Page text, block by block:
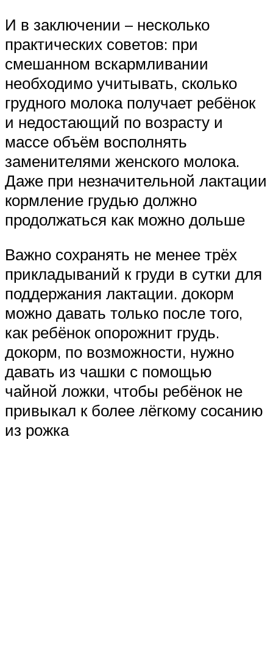
И в заключении – несколько
практических советов: при
смешанном вскармливании
необходимо учитывать, сколько
грудного молока получает ребёнок
и недостающий по возрасту и
массе объём восполнять
заменителями женского молока.
Даже при незначительной лактации
кормление грудью должно
продолжаться как можно дольше
Важно сохранять не менее трёх
прикладываний к груди в сутки для
поддержания лактации. докорм
можно давать только после того,
как ребёнок опорожнит грудь.
докорм, по возможности, нужно
давать из чашки с помощью
чайной ложки, чтобы ребёнок не
привыкал к более лёгкому сосанию
из рожка